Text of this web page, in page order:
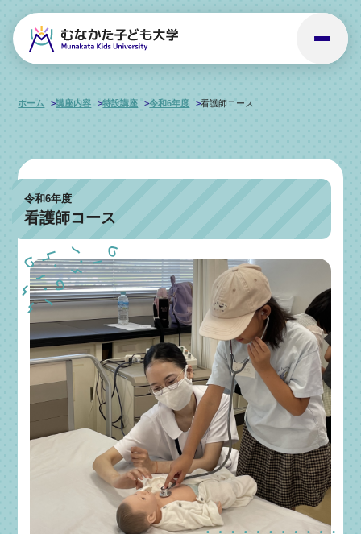
ホーム 講座内容 特設講座 令和6年度 看護師コース
令和6年度
看護師コース